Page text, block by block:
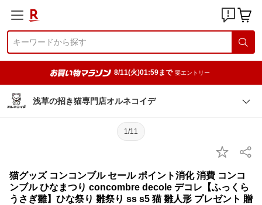
8/11(火)01:59まで 要エントリー
浅草の招き猫専門店オルネコイデ
1/11
猫グッズ コンコンブル セール ポイント消化 消費 コンコ
ンブル ひなまつり concombre decole デコレ【ふっくら
うさぎ雛】ひな祭り 雛祭り ss s5 猫 雛人形 プレゼント 贈